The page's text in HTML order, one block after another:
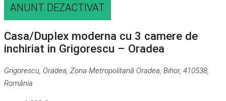
ANUNT DEZACTIVAT
Casa/Duplex moderna cu 3 camere de
inchiriat in Grigorescu – Oradea
Grigorescu, Oradea, Zona Metropolitană Oradea, Bihor, 410538,
România